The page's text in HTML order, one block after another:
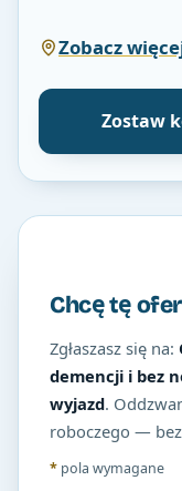
Zobacz
Zostaw
Chcę tę
Zgłaszasz się na:
demencji i bez
wyjazd.
roboczego —
* pola wymagane